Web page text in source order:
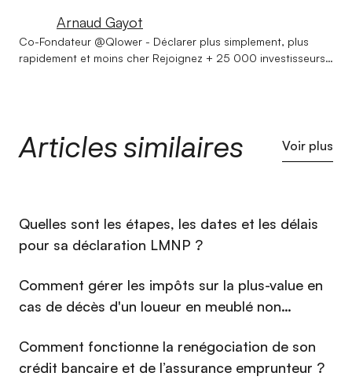
Arnaud Gayot
Co-Fondateur @Qlower - Déclarer plus simplement, plus
rapidement et moins cher Rejoignez + 25 000 investisseurs
Articles similaires Voir plus
⁠Quelles sont les étapes, les dates et les délais
pour sa déclaration LMNP ?
Comment gérer les impôts sur la plus-value en
cas de décès d'un loueur en meublé non
Comment fonctionne la renégociation de son
crédit bancaire et de l’assurance emprunteur ?